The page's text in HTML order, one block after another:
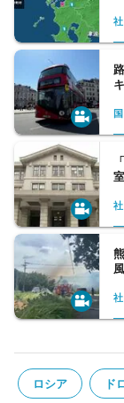
ロシア ド